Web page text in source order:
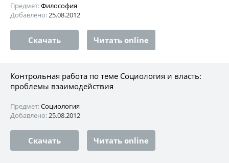
Предмет:Философия
Добавлено:25.08.2012
Скачать Читать online
Контрольная работа по теме Социология и власть:
проблемы взаимодействия
Предмет:Социология
Добавлено:25.08.2012
Скачать Читать online